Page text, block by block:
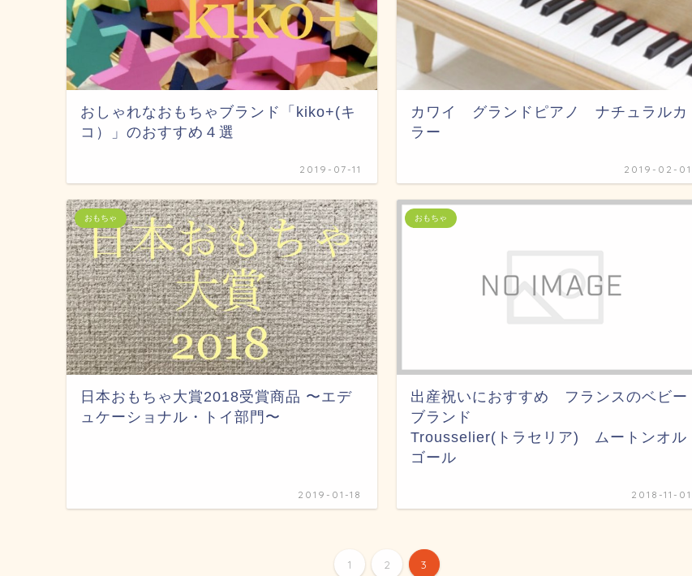
おしゃれなおもちゃブランド「kiko+(キ
コ）」のおすすめ４選
2019-07-11
カワイ グランドピアノ ナチュラルカ
ラー
2019-02-01
おもちゃ
日本おもちゃ大賞2018受賞商品 〜エデ
ュケーショナル・トイ部門〜
2019-01-18
おもちゃ
出産祝いにおすすめ フランスのベビー
ブランド
Trousselier(トラセリア) ムートンオル
ゴール
2018-11-01
1 2 3